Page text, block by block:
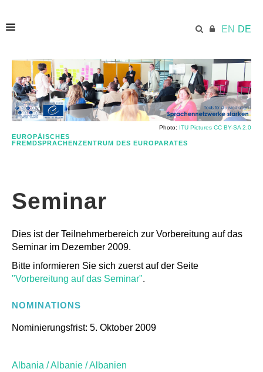
EN DE
ECML.AT
VERWENDUNG VON EFSZ-RESSOURCEN (EN)
PUBLIKATION
Photo: ITU Pictures CC BY-SA 2.0
EUROPÄISCHES
FREMDSPRACHENZENTRUM DES EUROPARATES
Seminar
Dies ist der Teilnehmerbereich zur Vorbereitung auf das
Seminar im Dezember 2009.
Bitte informieren Sie sich zuerst auf der Seite
"Vorbereitung auf das Seminar".
NOMINATIONS
Nominierungsfrist: 5. Oktober 2009
Albania / Albanie / Albanien